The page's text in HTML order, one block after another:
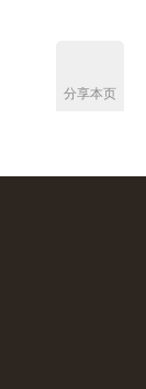
分享本页